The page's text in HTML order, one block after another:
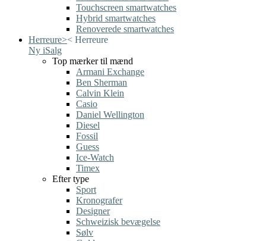
Touchscreen smartwatches
Hybrid smartwatches
Renoverede smartwatches
Herreure>< Herreure
Ny iSalg
Top mærker til mænd
Armani Exchange
Ben Sherman
Calvin Klein
Casio
Daniel Wellington
Diesel
Fossil
Guess
Ice-Watch
Timex
Efter type
Sport
Kronografer
Designer
Schweizisk bevægelse
Sølv